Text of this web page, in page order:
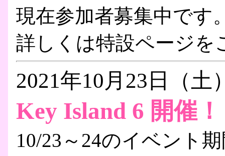
現在参加者募集中です
詳しくは特設ページを
2021年10月23日（土
Key Island 6 開催！
10/23～24のイベント